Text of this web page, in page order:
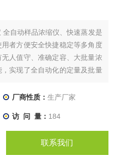
全自动样品浓缩仪、快速蒸发是
者方便安全快捷稳定等多角度
人值守、准确定容、大批量浓
实现了全自动化的定量及批量
厂商性质： 生产厂家
访 问 量： 184
联系我们